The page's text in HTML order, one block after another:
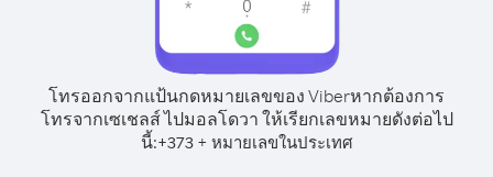
โทรออกจากแป้นกดหมายเลขของ Viberหากต้องการ
โทรจากเซเชลส์ ไปมอลโดวา ให้เรียกเลขหมายดังต่อไป
นี้:+373+ หมายเลขในประเทศ